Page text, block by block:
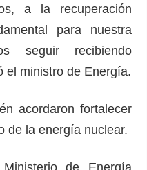
a la recuperación
para nuestra
seguir recibiendo
el ministro de Energía.
acordaron fortalecer
de la energía nuclear.
de Energía